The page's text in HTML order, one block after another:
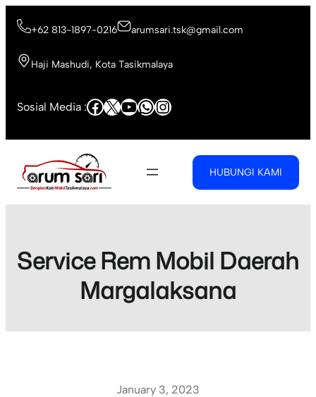
+62 813-1897-0216 arumsari.tsk@gmail.com
Haji Mashudi, Kota Tasikmalaya
Sosial Media :Facebook
X YouTube
WhatsApp
Instagram
HUBUNGI KAMI
Service Rem Mobil Daerah
Margalaksana
January 3, 2023